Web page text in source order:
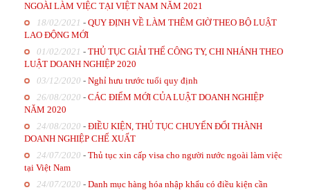
NGOÀI LÀM VIỆC TẠI VIỆT NAM NĂM 2021
18/02/2021 - QUY ĐỊNH VỀ LÀM THÊM GIỜ THEO BỘ LUẬT
LAO ĐỘNG MỚI
01/02/2021 - THỦ TỤC GIẢI THỂ CÔNG TY, CHI NHÁNH THEO
LUẬT DOANH NGHIỆP 2020
03/12/2020 - Nghỉ hưu trước tuổi quy định
26/08/2020 - CÁC ĐIỂM MỚI CỦA LUẬT DOANH NGHIỆP
NĂM 2020
24/08/2020 - ĐIỀU KIỆN, THỦ TỤC CHUYỂN ĐỔI THÀNH
DOANH NGHIỆP CHẾ XUẤT
24/07/2020 - Thủ tục xin cấp visa cho người nước ngoài làm việc
tại Việt Nam
24/07/2020 - Danh mục hàng hóa nhập khẩu có điều kiện cần